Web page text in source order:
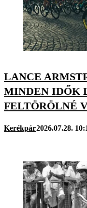
LANCE
MINDEN IDŐK
FELTÖRÖLNÉ
Kerékpár2026.07.28.